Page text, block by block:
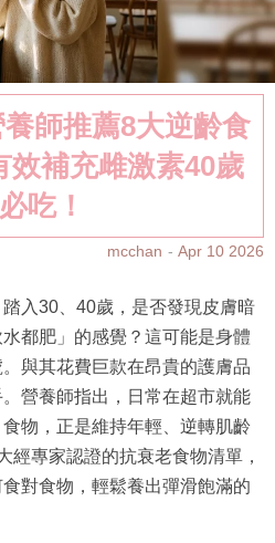
師推薦8大逆齡食
效補充雌激素40歲
吃！
mcchan Apr 10 2026
入30、40歲，是否發現皮膚暗
都肥」的感覺？這可能是身體
與其花費巨款在昂貴的護膚品
營養師指出，日常在超市就能
物，正是維持年輕、逆轉肌齡
經專家認證的抗衰老食物清單，
對食物，輕鬆養出彈滑飽滿的